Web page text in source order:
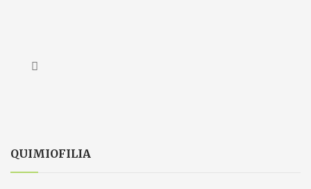
QUIMIOFILIA